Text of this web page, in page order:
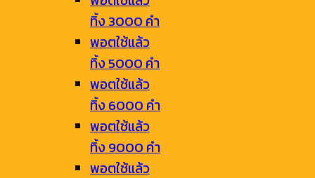
ทิ้ง 3000 คำ
พอตใช้แล้ว
ทิ้ง 5000 คำ
พอตใช้แล้ว
ทิ้ง 6000 คำ
พอตใช้แล้ว
ทิ้ง 9000 คำ
พอตใช้แล้ว